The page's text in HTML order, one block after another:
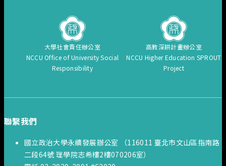
大學社會責任辦公室
NCCU Office of University Social
Responsibility
高教深耕計畫辦公室
NCCU Higher Education SPROUT
Project
聯繫我們
國立政治大學永續發展辦公室 （116011 臺北市文山區指南路
二段64號 理學院志希樓2樓070206室）